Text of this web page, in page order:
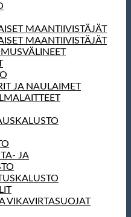
MAANTIIVISTÄJÄT
MAANTIIVISTÄJÄT
JA NAULAIMET
JA
VIKAVIRTASUOJAT